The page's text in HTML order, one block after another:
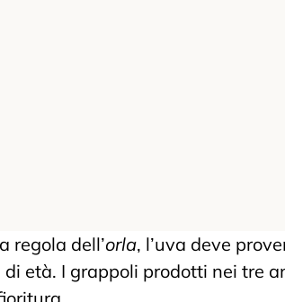
regola dell’orla, l’uva deve
età. I grappoli prodotti nei tre